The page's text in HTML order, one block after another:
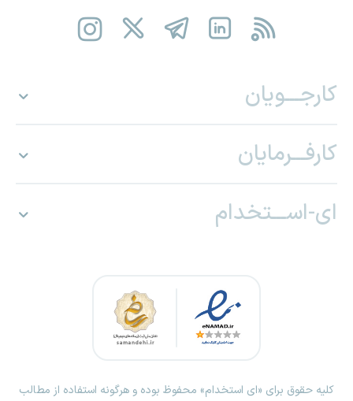
کارجـــویان
کارفـــرمایان
ای-اســـتخدام
کلیه حقوق برای «ای استخدام» محفوظ بوده و هرگونه استفاده از مطالب